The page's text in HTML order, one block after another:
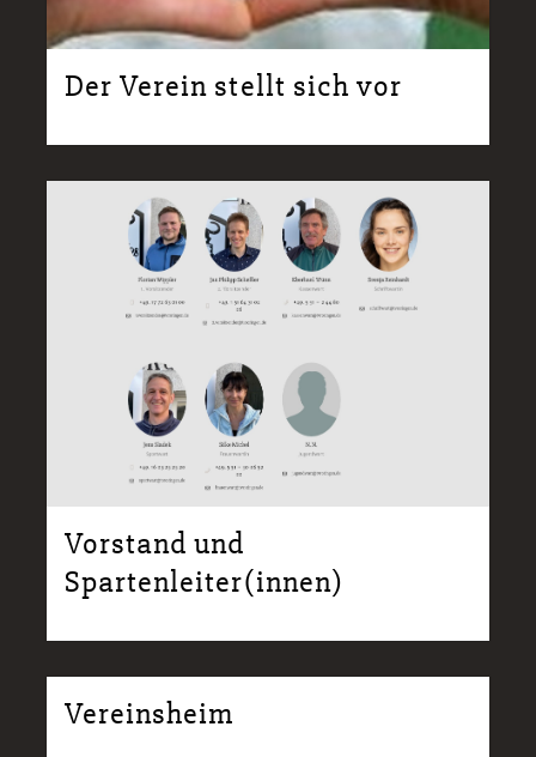
Der Verein stellt sich vor
Vorstand und
Spartenleiter(innen)
Vereinsheim